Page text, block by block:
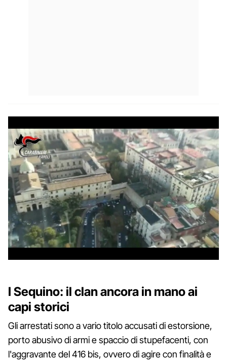
I Sequino: il clan ancora in mano ai
capi storici
Gli arrestati sono a vario titolo accusati di estorsione,
porto abusivo di armi e spaccio di stupefacenti, con
l'aggravante del 416 bis, ovvero di agire con finalità e